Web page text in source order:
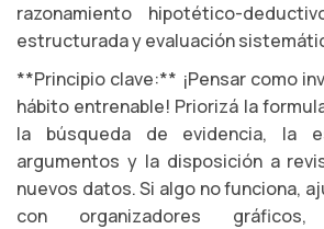
razonamiento hipotético-
estructurada y evaluación
**Principio clave:** ¡Pensar como
hábito entrenable! Priorizá la
la búsqueda de evidencia, la
argumentos y la disposición a
nuevos datos. Si algo no funciona,
con organizadores